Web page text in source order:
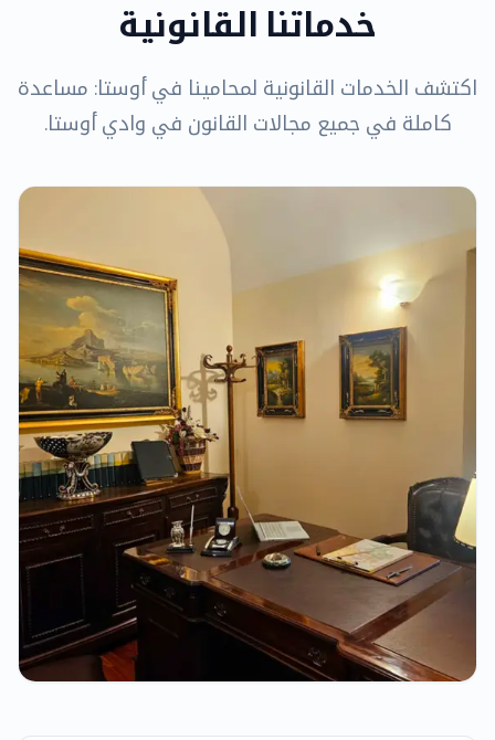
خدماتنا القانونية
اكتشف الخدمات القانونية لمحامينا في أوستا: مساعدة
كاملة في جميع مجالات القانون في وادي أوستا.